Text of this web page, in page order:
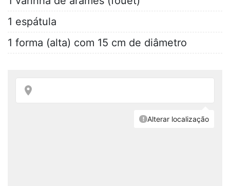
1 espátula
1 forma (alta) com 15 cm de diâmetro